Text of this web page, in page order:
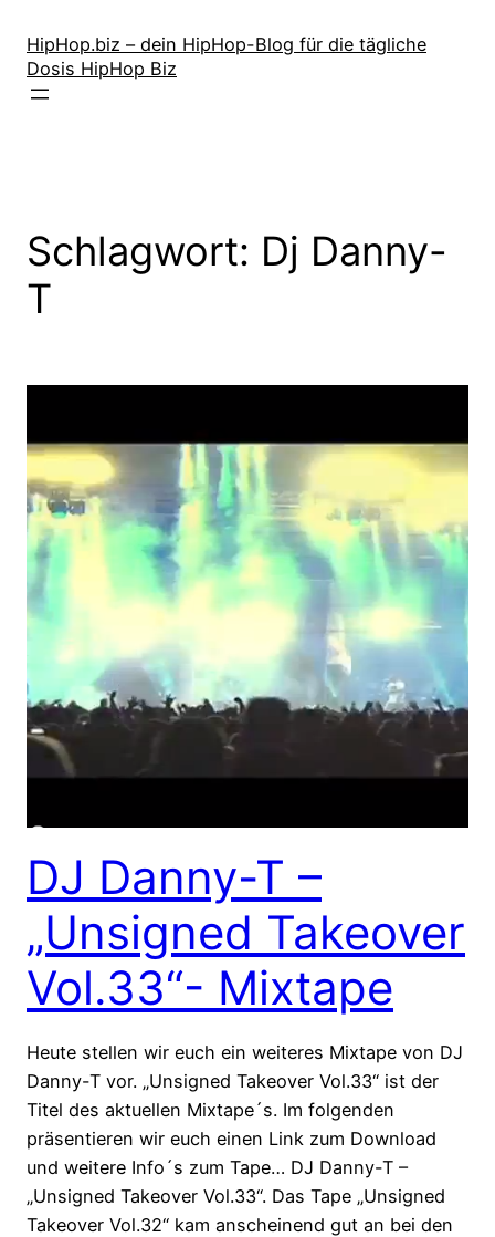
Inhalt
springen
HipHop.biz – dein HipHop-Blog für die tägliche
Dosis HipHop Biz
Schlagwort: Dj Danny-
T
DJ Danny-T –
„Unsigned Takeover
Vol.33“- Mixtape
Heute stellen wir euch ein weiteres Mixtape von DJ
Danny-T vor. „Unsigned Takeover Vol.33“ ist der
Titel des aktuellen Mixtape´s. Im folgenden
präsentieren wir euch einen Link zum Download
und weitere Info´s zum Tape… DJ Danny-T –
„Unsigned Takeover Vol.33“. Das Tape „Unsigned
Takeover Vol.32“ kam anscheinend gut an bei den